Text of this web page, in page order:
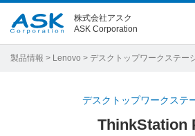
株式会社アスク
ASK Corporation
製品情報 > Lenovo > デスクトップワークステー
デスクトップワークステ
ThinkStation